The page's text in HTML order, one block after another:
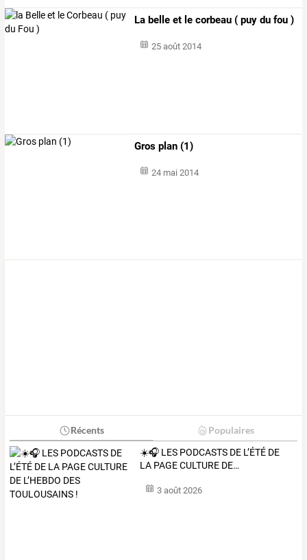
La belle et le corbeau ( puy du fou )
25 août 2014
Gros plan (1)
24 mai 2014
Récents Populaires
☀️🎧 LES PODCASTS DE L’ÉTÉ DE
LA PAGECULTURE DE…
3 août 2026